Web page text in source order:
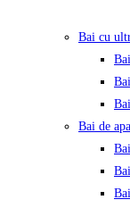
Bai cu
Bai de